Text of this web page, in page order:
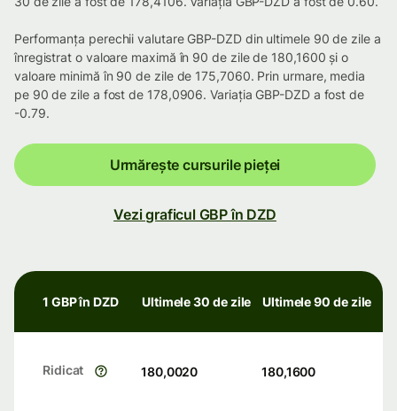
Performanța perechii valutare GBP-DZD din ultimele 90 de zile a
înregistrat o valoare maximă în 90 de zile de 180,1600 și o
valoare minimă în 90 de zile de 175,7060. Prin urmare, media
pe 90 de zile a fost de 178,0906. Variația GBP-DZD a fost de
-0.79.
Urmărește cursurile pieței
Vezi graficul GBP în DZD
1 GBP în DZD Ultimele 30 de zile Ultimele 90 de zile
Ridicat 180,0020 180,1600